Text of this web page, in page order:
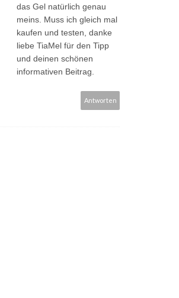
das Gel natürlich genau
meins. Muss ich gleich mal
kaufen und testen, danke
liebe TiaMel für den Tipp
und deinen schönen
informativen Beitrag.
Antworten